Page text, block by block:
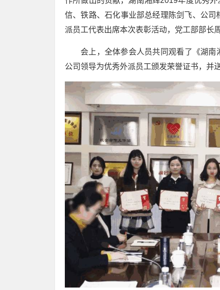
信、铁路、石化事业部总经理陈剑飞、公
派员工代表出席本次表彰活动，党工部部长
会上，全体参会人员共同观看了《湖
公司领导为优秀外派员工颁发荣誉证书，并